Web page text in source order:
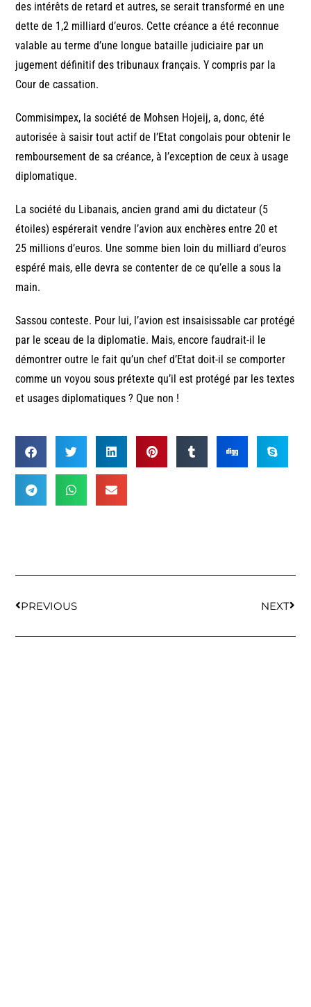
des intérêts de retard et autres, se serait transformé en une
dette de 1,2 milliard d’euros. Cette créance a été reconnue
valable au terme d’une longue bataille judiciaire par un
jugement définitif des tribunaux français. Y compris par la
Cour de cassation.
Commisimpex, la société de Mohsen Hojeij, a, donc, été
autorisée à saisir tout actif de l’Etat congolais pour obtenir le
remboursement de sa créance, à l’exception de ceux à usage
diplomatique.
La société du Libanais, ancien grand ami du dictateur (5
étoiles) espérerait vendre l’avion aux enchères entre 20 et
25 millions d’euros. Une somme bien loin du milliard d’euros
espéré mais, elle devra se contenter de ce qu’elle a sous la
main.
Sassou conteste. Pour lui, l’avion est insaisissable car protégé
par le sceau de la diplomatie. Mais, encore faudrait-il le
démontrer outre le fait qu’un chef d’Etat doit-il se comporter
comme un voyou sous prétexte qu’il est protégé par les textes
et usages diplomatiques ? Que non !
PREVIOUS NEXT